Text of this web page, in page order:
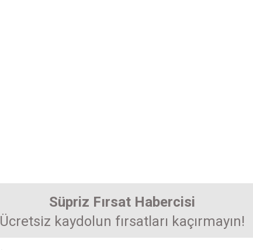
Süpriz Fırsat Habercisi
Ücretsiz kaydolun fırsatları kaçırmayın!